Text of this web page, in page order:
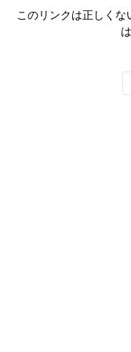
このリンクは正しく